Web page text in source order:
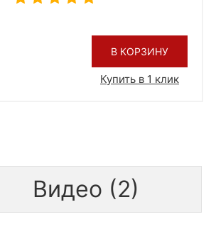
В КОРЗИНУ
Купить в 1 клик
Видео (2)